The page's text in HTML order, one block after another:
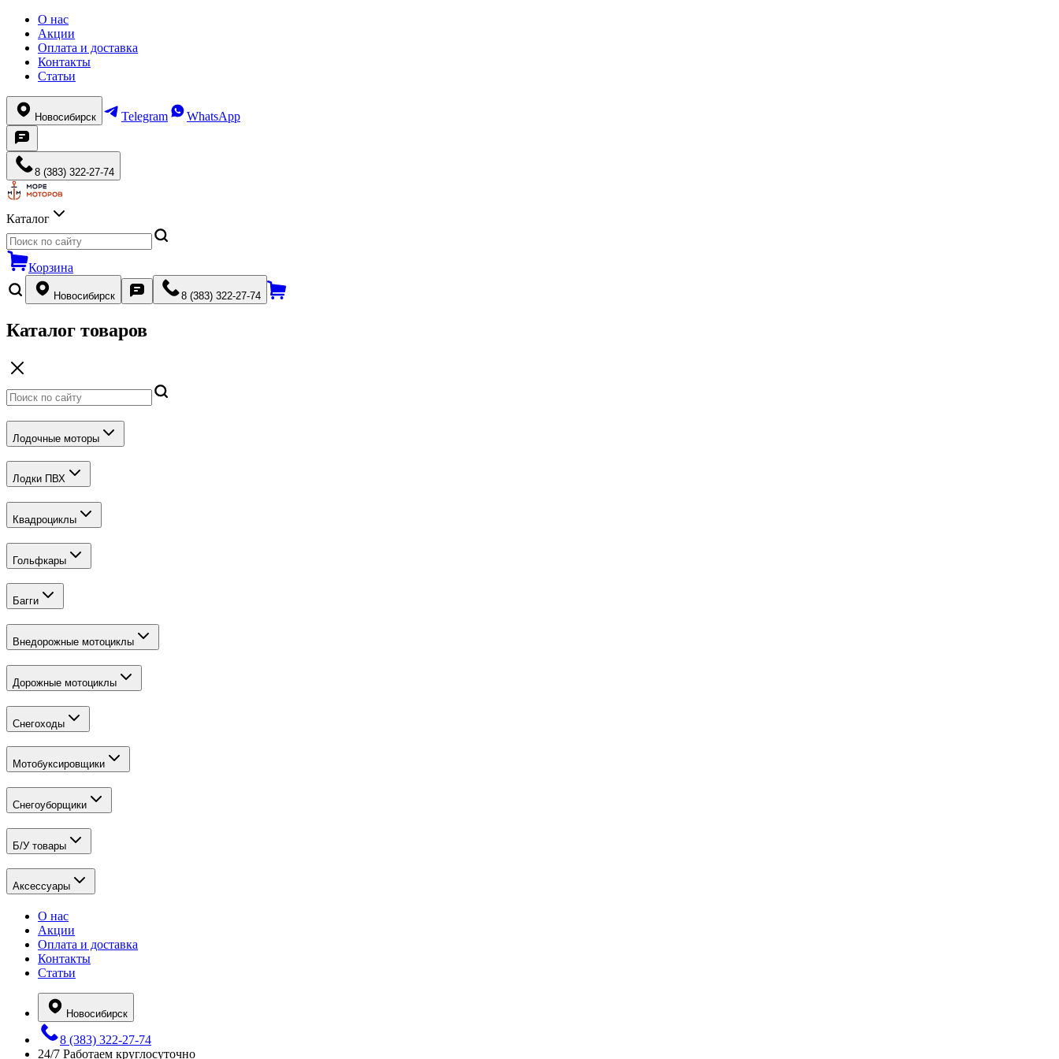
О нас
Акции
Оплата и доставка
Контакты
Статьи
Новосибирск Telegram WhatsApp
8 (383) 322-27-74
Каталог
Корзина
Новосибирск 8 (383) 322-27-74
Каталог товаров
Лодочные моторы
Лодки ПВХ
Квадроциклы
Гольфкары
Багги
Внедорожные мотоциклы
Дорожные мотоциклы
Снегоходы
Мотобуксировщики
Снегоуборщики
Б/У товары
Аксессуары
О нас
Акции
Оплата и доставка
Контакты
Статьи
Новосибирск
8 (383) 322-27-74
24/7 Работаем круглосуточно